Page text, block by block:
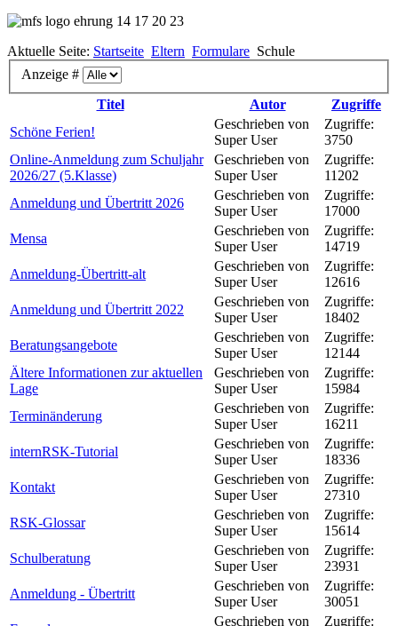
Aktuelle Seite: Startseite Eltern Formulare Schule
Anzeige #
Titel
Autor
Zugriffe
Schöne Ferien!
Geschrieben von
Super User
Zugriffe:
3750
Online-Anmeldung zum Schuljahr
2026/27 (5.Klasse)
Geschrieben von
Super User
Zugriffe:
11202
Anmeldung und Übertritt 2026
Geschrieben von
Super User
Zugriffe:
17000
Mensa
Geschrieben von
Super User
Zugriffe:
14719
Anmeldung-Übertritt-alt
Geschrieben von
Super User
Zugriffe:
12616
Anmeldung und Übertritt 2022
Geschrieben von
Super User
Zugriffe:
18402
Beratungsangebote
Geschrieben von
Super User
Zugriffe:
12144
Ältere Informationen zur aktuellen
Lage
Geschrieben von
Super User
Zugriffe:
15984
Terminänderung
Geschrieben von
Super User
Zugriffe:
16211
internRSK-Tutorial
Geschrieben von
Super User
Zugriffe:
18336
Kontakt
Geschrieben von
Super User
Zugriffe:
27310
RSK-Glossar
Geschrieben von
Super User
Zugriffe:
15614
Schulberatung
Geschrieben von
Super User
Zugriffe:
23931
Anmeldung - Übertritt
Geschrieben von
Super User
Zugriffe:
30051
Geschrieben von Zugriffe: